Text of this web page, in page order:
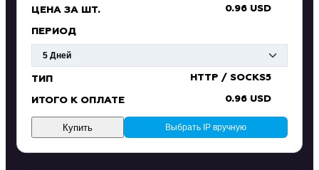
ЦЕНА ЗА ШТ. 0.96 USD
ПЕРИОД
ТИП HTTP / SOCKS5
ИТОГО К ОПЛАТЕ 0.96 USD
Выбрать IP вручную
Купить